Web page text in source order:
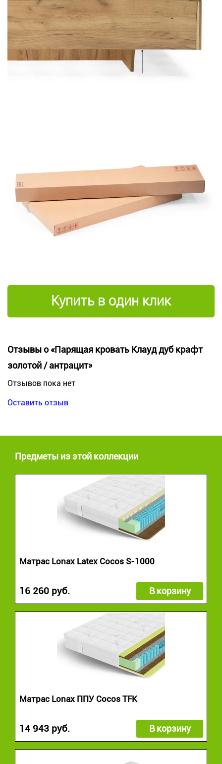
Купить в один клик
Отзывы о «Парящая кровать Клауд дуб крафт
золотой / антрацит»
Отзывов пока нет
Оставить отзыв
Предметы из этой коллекции
Матрас Lonax Latex Cocos S-1000
16 260 руб. В корзину
Матрас Lonax ППУ Cocos TFK
14 943 руб. В корзину